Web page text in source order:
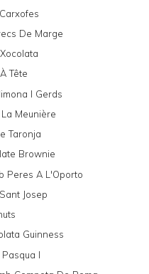
De Marge
Tête
I Gerds
Meunière
Taronja
Brownie
Peres A L'Oporto
Josep
Guinness
I